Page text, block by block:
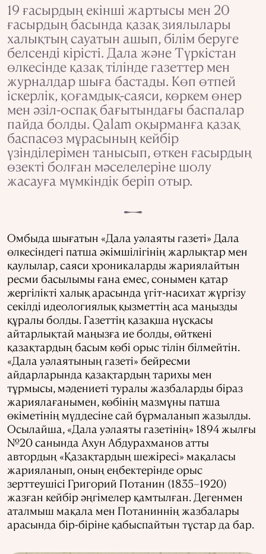
19 ғасырдың екінші жартысы мен 20
ғасырдың басында қазақ зиялылары
халықтың сауатын ашып, білім беруге
белсенді кірісті. Дала және Түркістан
өлкесінде қазақ тілінде газеттер мен
журналдар шыға бастады. Көп өтпей
іскерлік, қоғамдық-саяси, көркем өнер
мен әзіл-оспақ бағытындағы баспалар
пайда болды. Qalam оқырманға қазақ
баспасөз мұрасының кейбір
үзінділерімен танысып, өткен ғасырдың
өзекті болған мәселелеріне шолу
жасауға мүмкіндік беріп отыр.
Омбыда шығатын «Дала уәлаяты газеті» Дала
өлкесіндегі патша әкімшілігінің жарлықтар мен
қаулылар, саяси хроникаларды жариялайтын
ресми басылымы ғана емес, сонымен қатар
жергілікті халық арасында үгіт-насихат жүргізу
секілді идеологиялық қызметтің аса маңызды
құралы болды. Газеттің қазақша нұсқасы
айтарлықтай маңызға ие болды, өйткені
қазақтардың басым көбі орыс тілін білмейтін.
«Дала уәлаятының газеті» бейресми
айдарларында қазақтардың тарихы мен
тұрмысы, мәдениеті туралы жазбаларды біраз
жариялағанымен, көбінің мазмұны патша
өкіметінің мүддесіне сай бұрмаланып жазылды.
Осылайша, «Дала уәлаяты газетінің» 1894 жылғы
№20 санында Ахун Абдурахманов атты
автордың «Қазақтардың шежіресі» мақаласы
жарияланып, оның еңбектерінде орыс
зерттеушісі Григорий Потанин (1835–1920)
жазған кейбір әңгімелер қамтылған. Дегенмен
аталмыш мақала мен Потаниннің жазбалары
арасында бір-біріне қабыспайтын тұстар да бар.